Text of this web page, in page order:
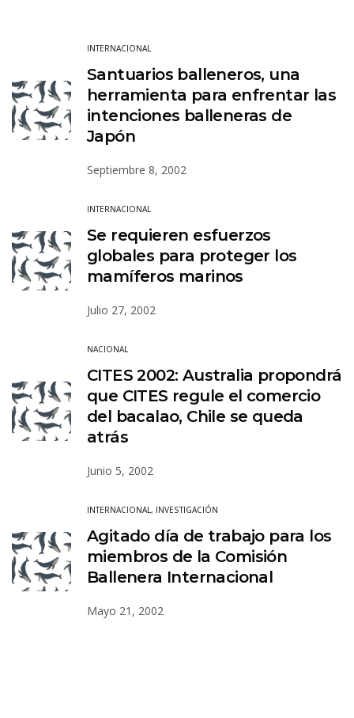
INTERNACIONAL
Santuarios balleneros, una
herramienta para enfrentar las
intenciones balleneras de
Japón
Septiembre 8, 2002
INTERNACIONAL
Se requieren esfuerzos
globales para proteger los
mamíferos marinos
Julio 27, 2002
NACIONAL
CITES 2002: Australia propondrá
que CITES regule el comercio
del bacalao, Chile se queda
atrás
Junio 5, 2002
INTERNACIONAL, INVESTIGACIÓN
Agitado día de trabajo para los
miembros de la Comisión
Ballenera Internacional
Mayo 21, 2002